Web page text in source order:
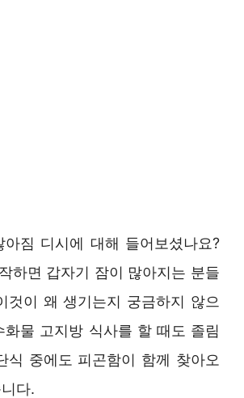
짐 디시에 대해 들어보셨나요?
하면 갑자기 잠이 많아지는 분들
것이 왜 생기는지 궁금하지 않으
화물 고지방 식사를 할 때도 졸림
식 중에도 피곤함이 함께 찾아오
다.